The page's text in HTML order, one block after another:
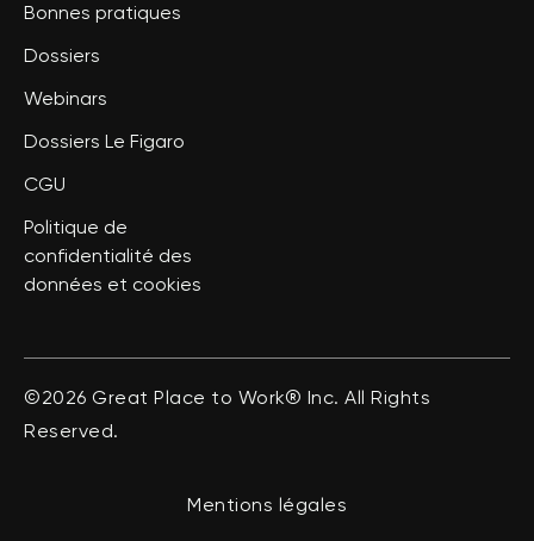
Bonnes pratiques
Dossiers
Webinars
Dossiers Le Figaro
CGU
Politique de
confidentialité des
données et cookies
©2026 Great Place to Work® Inc. All Rights
Reserved.
Mentions légales